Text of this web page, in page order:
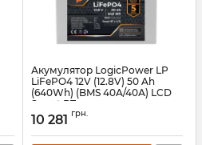
Акумулятор LogicPower LP
LiFePO4 12V (12.8V) 50 Ah
(640Wh) (BMS 40A/40А) LCD
Smart BT
Артикул: lp24421
10 281 грн.